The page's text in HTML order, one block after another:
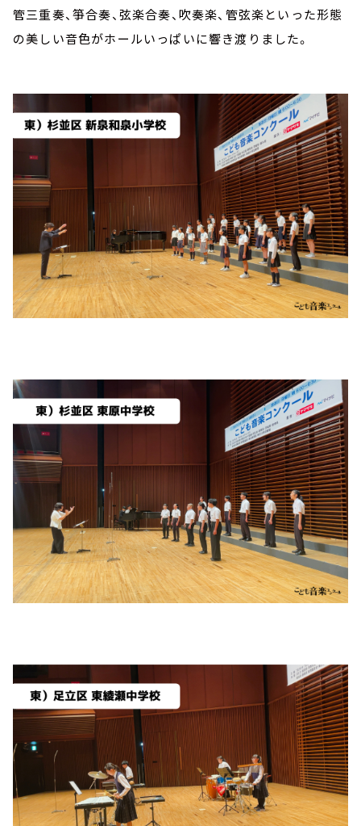
管三重奏、箏合奏、弦楽合奏、吹奏楽、管弦楽といった形態
の美しい音色がホールいっぱいに響き渡りました。